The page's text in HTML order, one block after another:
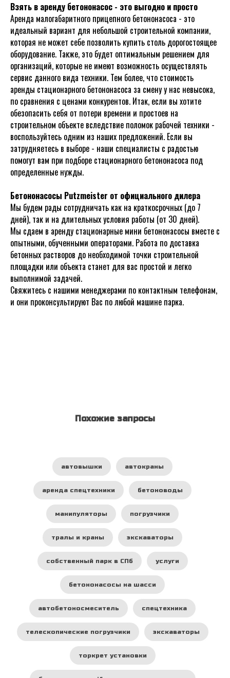
Взять в аренду бетононасос - это выгодно и просто
Аренда малогабаритного прицепного бетононасоса - это
идеальный вариант для небольшой строительной компании,
которая не может себе позволить купить столь дорогостоящее
оборудование. Также, это будет оптимальным решением для
организаций, которые не имеют возможность осуществлять
сервис данного вида техники. Тем более, что стоимость
аренды стационарного бетононасоса за смену у нас невысока,
по сравнения с ценами конкурентов. Итак, если вы хотите
обезопасить себя от потери времени и простоев на
строительном объекте вследствие поломок рабочей техники -
воспользуйтесь одним из наших предложений. Если вы
затрудняетесь в выборе - наши специалисты с радостью
помогут вам при подборе стационарного бетононасоса под
определенные нужды.
Бетононасосы Putzmeister от официального дилера
Мы будем рады сотрудничать как на краткосрочных (до 7
дней), так и на длительных условия работы (от 30 дней).
Мы сдаем в аренду стационарные мини бетононасосы вместе с
опытными, обученными операторами. Работа по доставка
бетонных растворов до необходимой точки строительной
площадки или объекта станет для вас простой и легко
выполнимой задачей.
Свяжитесь с нашими менеджерами по контактным телефонам,
и они проконсультируют Вас по любой машине парка.
Похожие запросы
автовышки автокраны
аренда спецтехники бетоноводы
манипуляторы погрузчики
тралы и краны экскаваторы
собственный парк в СПб услуги
бетононасосы на шасси
автобетоносмеситель спецтехника
телескопические погрузчики экскаваторы
торкрет установки